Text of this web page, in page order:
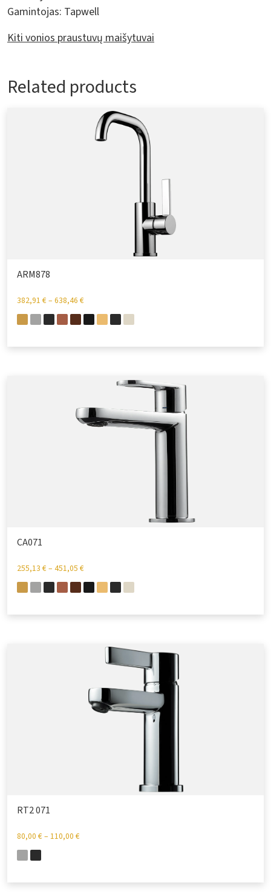
Gamintojas: Tapwell
Kiti vonios praustuvų maišytuvai
Related products
ARM878
382,91 €– 638,46 €
CA071
255,13 €– 451,05 €
RT2 071
80,00 €– 110,00 €